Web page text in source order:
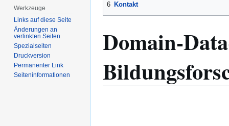
6 Kontakt
Domain-
Werkzeuge
Links auf diese Seite
Änderungen an
verlinkten Seiten
Spezialseiten
Druckversion
Permanenter Link
Seiten­­informationen